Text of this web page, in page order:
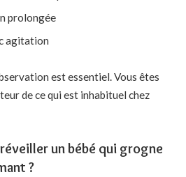
prolongée
agitation
est essentiel. Vous êtes
de ce qui est inhabituel chez
un bébé qui grogne
?